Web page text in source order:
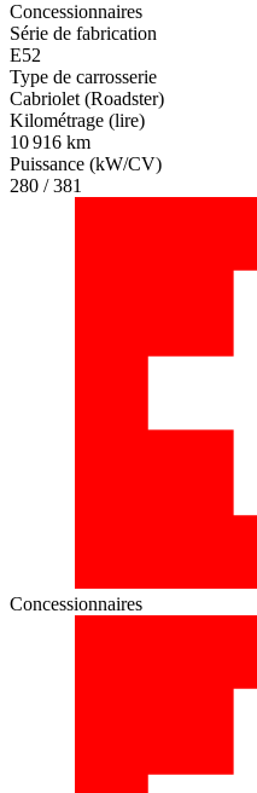
Concessionnaires
Série de fabrication
E52
Type de carrosserie
Cabriolet (Roadster)
Kilométrage (lire)
10 916 km
Puissance (kW/CV)
280 / 381
Concessionnaires